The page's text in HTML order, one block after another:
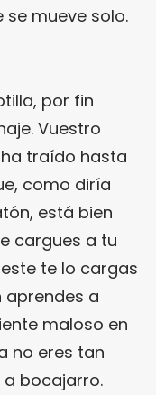
mueve solo.
por fin
Vuestro
traído hasta
como diría
está bien
cargues a tu
te lo cargas
aprendes a
maloso en
no eres tan
bocajarro.